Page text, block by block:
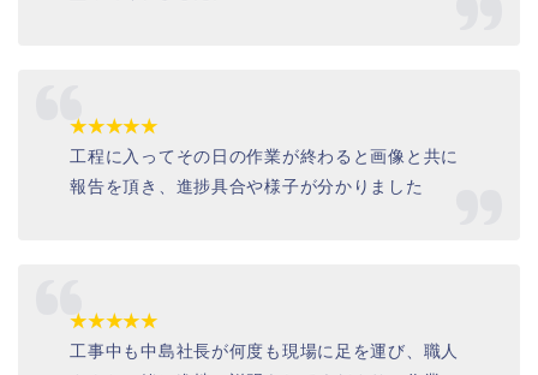
★★★★★
工程に入ってその日の作業が終わると画像と共に
報告を頂き、進捗具合や様子が分かりました
★★★★★
工事中も中島社長が何度も現場に足を運び、職人